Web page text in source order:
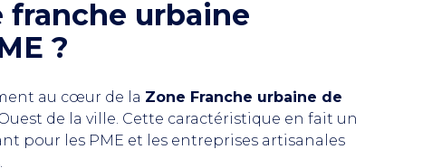
franche urbaine
?
au cœur de la Zone Franche urbaine de
de la ville. Cette caractéristique en fait un
pour les PME et les entreprises artisanales